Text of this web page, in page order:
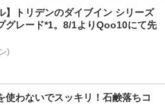
】トリデンのダイブイン シリーズ
グレード*1。8/1よりQoo10にて先
)
使わないでスッキリ！石鹸落ちコ